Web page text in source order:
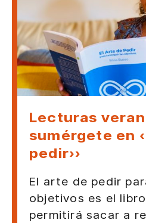
Lecturas
sumérgete en
pedir»
El arte de pedir
objetivos es el
permitirá sacar a